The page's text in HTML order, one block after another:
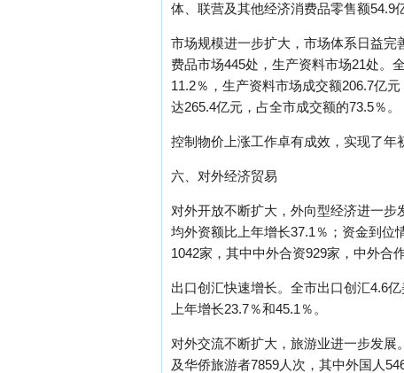
体、联营及其他经济消费品零售额54.9
市场规模进一步扩大，市场体系日益完
费品市场445处，生产资料市场21处。
11.2％，生产资料市场成交额206.7亿
达265.4亿元，占全市成交额的73.5％。
控制物价上涨工作卓有成效，实现了年
六、对外经济贸易
对外开放不断扩大，外向型经济进一步
均外资额比上年增长37.1％；资金到位
1042家，其中中外合资929家，中外合
出口创汇快速增长。全市出口创汇4.6
上年增长23.7％和45.1％。
对外交流不断扩大，旅游业进一步发
及华侨旅游者7859人次，其中外国人